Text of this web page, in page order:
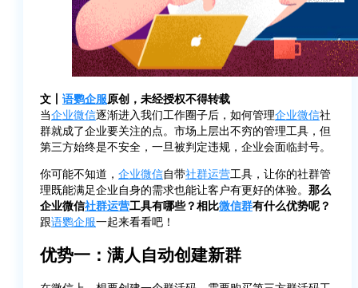
文丨 语鹦企服原创，未经授权不得转载
当企业微信逐渐进入我们工作圈子后，如何管理企业微信社
群就成了企业要关注的点。市场上层出不穷的管理工具，但
第三方始终是不安全，一旦被判定违规，企业会面临封号。
你可能不知道， 企业微信自带社群运营工具，让你的社群管
理既能满足企业自身的需求也能让客户有更好的体验。 那么
企业微信社群运营工具有哪些？相比微信群有什么优势呢？
跟语鹦企服一起来看看吧！
优势一：满人自动创建新群